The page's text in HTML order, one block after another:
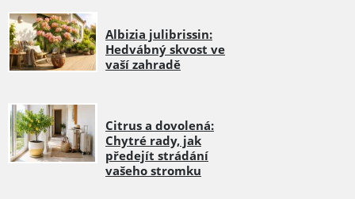
Albizia julibrissin:
Hedvábný skvost ve
vaší zahradě
Citrus a dovolená:
Chytré rady, jak
předejít strádání
vašeho stromku